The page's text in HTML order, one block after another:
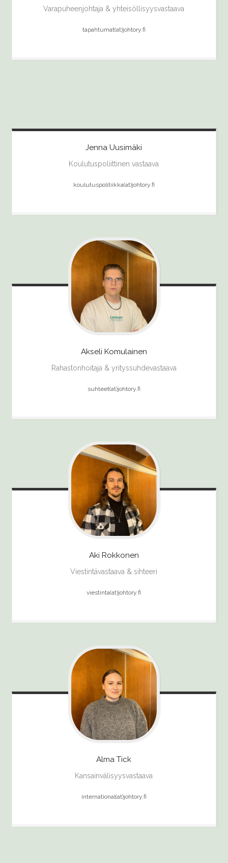
Varapuheenjohtaja & yhteisöllisyysvastaava
tapahtumat(at)johtory.fi
Jenna Uusimäki
Koulutuspoliittinen vastaava
koulutuspolitiikka(at)johtory.fi
Akseli Komulainen
Rahastonhoitaja & yrityssuhdevastaava
suhteet(at)johtory.fi
Aki Rokkonen
Viestintävastaava & sihteeri
viestinta(at)johtory.fi
Alma Tick
Kansainvälisyysvastaava
international(at)johtory.fi